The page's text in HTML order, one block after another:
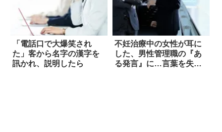
「電話口で大爆笑され
た」客から名字の漢字を
訊かれ、説明したら
不妊治療中の女性が耳に
した、男性管理職の『あ
る発言』に…言葉を失っ